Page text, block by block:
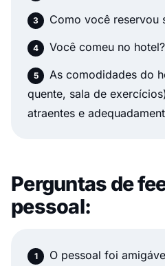
Como você reservou
Você comeu no hotel?
As comodidades do
quente, sala de
atraentes e
Perguntas de
pessoal:
O pessoal foi